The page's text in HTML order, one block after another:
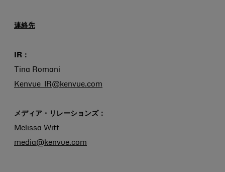
連絡先
IR：
Tina Romani
Kenvue_IR@kenvue.com
メディア・リレーションズ：
Melissa Witt
media@kenvue.com